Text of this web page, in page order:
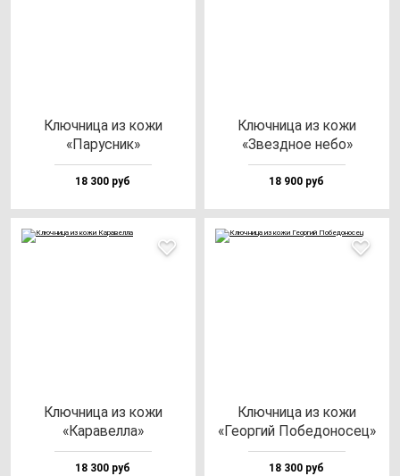
Ключ­ни­ца из ко­жи
«Парус­ник»
18 300 руб
Ключ­ни­ца из ко­жи
«Звез­дное не­бо»
18 900 руб
Ключ­ни­ца из ко­жи
«Кара­вел­ла»
18 300 руб
Ключ­ни­ца из ко­жи
«Геор­гий Побе­до­но­сец»
18 300 руб